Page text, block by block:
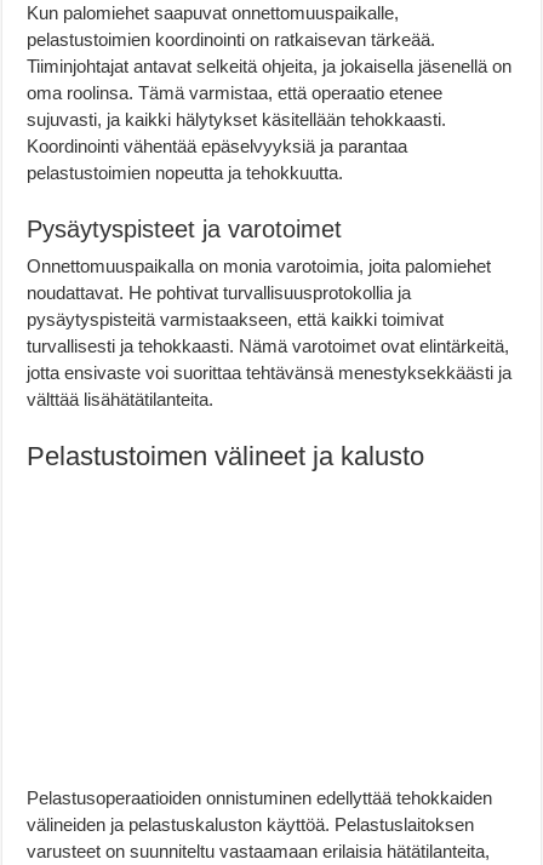
Kun palomiehet saapuvat onnettomuuspaikalle,
pelastustoimien koordinointi on ratkaisevan tärkeää.
Tiiminjohtajat antavat selkeitä ohjeita, ja jokaisella jäsenellä on
oma roolinsa. Tämä varmistaa, että operaatio etenee
sujuvasti, ja kaikki hälytykset käsitellään tehokkaasti.
Koordinointi vähentää epäselvyyksiä ja parantaa
pelastustoimien nopeutta ja tehokkuutta.
Pysäytyspisteet ja varotoimet
Onnettomuuspaikalla on monia varotoimia, joita palomiehet
noudattavat. He pohtivat turvallisuusprotokollia ja
pysäytyspisteitä varmistaakseen, että kaikki toimivat
turvallisesti ja tehokkaasti. Nämä varotoimet ovat elintärkeitä,
jotta ensivaste voi suorittaa tehtävänsä menestyksekkäästi ja
välttää lisähätätilanteita.
Pelastustoimen välineet ja kalusto
Pelastusoperaatioiden onnistuminen edellyttää tehokkaiden
välineiden ja pelastuskaluston käyttöä. Pelastuslaitoksen
varusteet on suunniteltu vastaamaan erilaisia hätätilanteita,